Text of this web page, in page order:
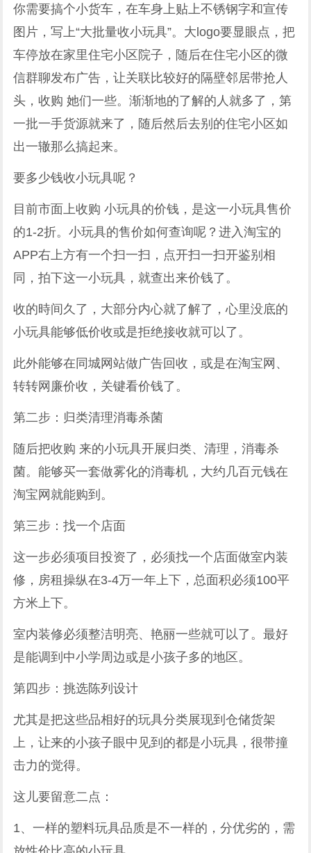
你需要搞个小货车，在车身上贴上不锈钢字和宣传
图片，写上“大批量收小玩具”。大logo要显眼点，把
车停放在家里住宅小区院子，随后在住宅小区的微
信群聊发布广告，让关联比较好的隔壁邻居带抢人
头，收购 她们一些。渐渐地的了解的人就多了，第
一批一手货源就来了，随后然后去别的住宅小区如
出一辙那么搞起来。
要多少钱收小玩具呢？
目前市面上收购 小玩具的价钱，是这一小玩具售价
的1-2折。小玩具的售价如何查询呢？进入淘宝的
APP右上方有一个扫一扫，点开扫一扫开鉴别相
同，拍下这一小玩具，就查出来价钱了。
收的時间久了，大部分内心就了解了，心里没底的
小玩具能够低价收或是拒绝接收就可以了。
此外能够在同城网站做广告回收，或是在淘宝网、
转转网廉价收，关键看价钱了。
第二步：归类清理消毒杀菌
随后把收购 来的小玩具开展归类、清理，消毒杀
菌。能够买一套做雾化的消毒机，大约几百元钱在
淘宝网就能购到。
第三步：找一个店面
这一步必须项目投资了，必须找一个店面做室内装
修，房租操纵在3-4万一年上下，总面积必须100平
方米上下。
室内装修必须整洁明亮、艳丽一些就可以了。最好
是能调到中小学周边或是小孩子多的地区。
第四步：挑选陈列设计
尤其是把这些品相好的玩具分类展现到仓储货架
上，让来的小孩子眼中见到的都是小玩具，很带撞
击力的觉得。
这儿要留意二点：
1、一样的塑料玩具品质是不一样的，分优劣的，需